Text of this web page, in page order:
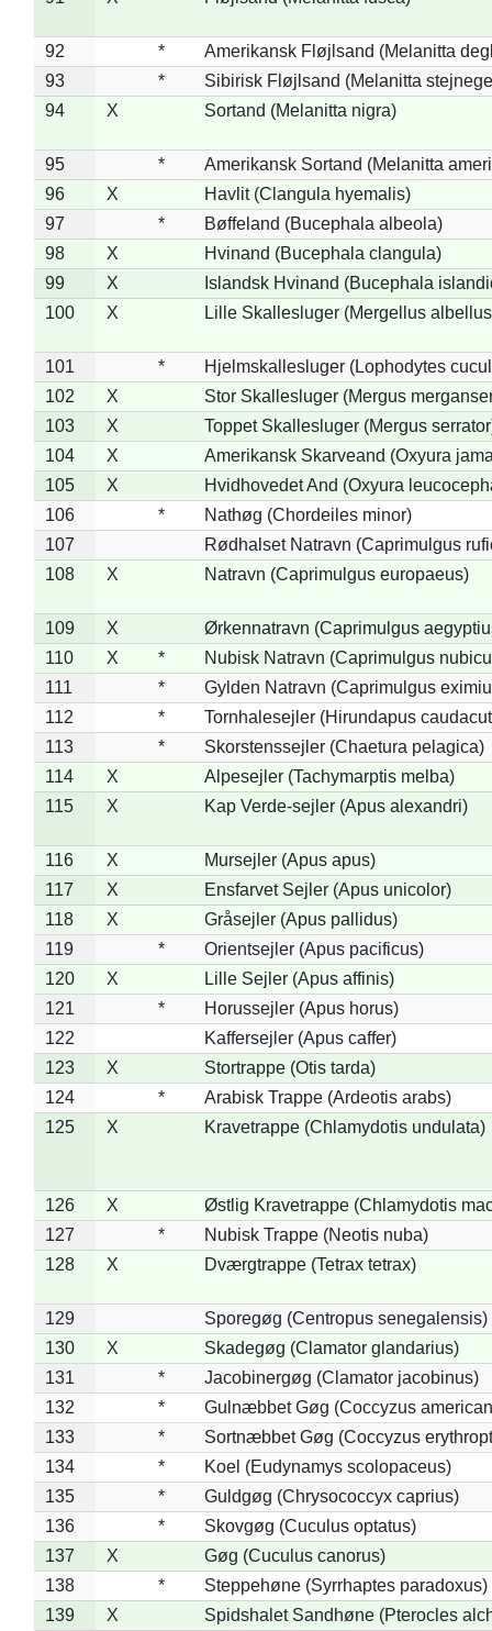
92 *
Amerikansk Fløjlsand (Melanitta
93
*
Sibirisk Fløjlsand (Melanitta
94
X Sortand (Melanitta nigra)
95 *
Amerikansk Sortand (Melanitta
96
X
Havlit (Clangula hyemalis)
97
*
Bøffeland (Bucephala albeola)
98
X
Hvinand (Bucephala clangula)
99
X
Islandsk Hvinand (Bucephala
100
X Lille Skallesluger (Mergellus
101 *
Hjelmskallesluger (Lophodytes
102
X
Stor Skallesluger (Mergus
103
X
Toppet Skallesluger (Mergus
104
X
Amerikansk Skarveand (Oxyura
105
X
Hvidhovedet And (Oxyura
106
*
Nathøg (Chordeiles minor)
107
Rødhalset Natravn (Caprimulgus
108
X Natravn (Caprimulgus europaeus)
109 X
Ørkennatravn (Caprimulgus
110
X *
Nubisk Natravn (Caprimulgus
111
*
Gylden Natravn (Caprimulgus
112
*
Tornhalesejler (Hirundapus
113
*
Skorstenssejler (Chaetura pelagica)
114
X
Alpesejler (Tachymarptis melba)
115
X Kap Verde-sejler (Apus alexandri)
116 X
Mursejler (Apus apus)
117
X
Ensfarvet Sejler (Apus unicolor)
118
X
Gråsejler (Apus pallidus)
119
*
Orientsejler (Apus pacificus)
120
X
Lille Sejler (Apus affinis)
121
*
Horussejler (Apus horus)
122
Kaffersejler (Apus caffer)
123
X
Stortrappe (Otis tarda)
124
*
Arabisk Trappe (Ardeotis arabs)
125
X Kravetrappe (Chlamydotis undulata)
126 X
Østlig Kravetrappe (Chlamydotis
127
*
Nubisk Trappe (Neotis nuba)
128
X Dværgtrappe (Tetrax tetrax)
129
Sporegøg (Centropus senegalensis)
130
X
Skadegøg (Clamator glandarius)
131
*
Jacobinergøg (Clamator jacobinus)
132
*
Gulnæbbet Gøg (Coccyzus
133
*
Sortnæbbet Gøg (Coccyzus
134
*
Koel (Eudynamys scolopaceus)
135
*
Guldgøg (Chrysococcyx caprius)
136
*
Skovgøg (Cuculus optatus)
137
X
Gøg (Cuculus canorus)
138
*
Steppehøne (Syrrhaptes paradoxus)
139
X
Spidshalet Sandhøne (Pterocles